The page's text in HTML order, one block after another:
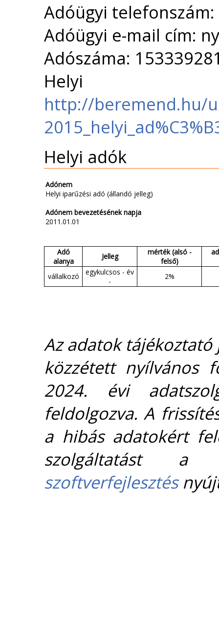
Adóügyi telefonszám:
Adóügyi e-mail cím:
Adószáma:
Helyi
http://beremend.hu/
Helyi adók
Adónem
Helyi iparűzési adó (állandó jelleg)
Adónem bevezetésének napja
2011.01.01
Adó
alanya
Jelleg
mérték (alsó -
felső)
vállalkozó
egykulcsos - év
-
2%
Az adatok
közzétett nyílvános
2024. évi
feldolgozva. A
a hibás adatokért
szolgáltatást
szoftverfejlesztés